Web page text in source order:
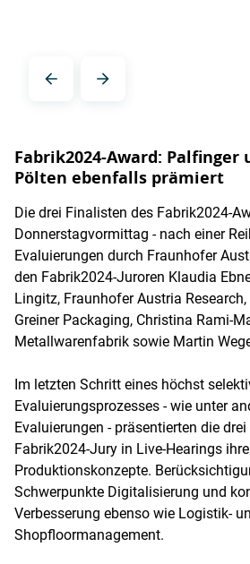
Fabrik2024-Award: Palfinger
Pölten ebenfalls prämiert
Die drei Finalisten des Fabrik2024-
Donnerstagvormittag - nach einer
Evaluierungen durch Fraunhofer
den Fabrik2024-Juroren Klaudia
Lingitz, Fraunhofer Austria
Greiner Packaging, Christina Rami-
Metallwarenfabrik sowie Martin
Im letzten Schritt eines höchst
Evaluierungsprozesses - wie unter
Evaluierungen - präsentierten die
Fabrik2024-Jury in Live-Hearings ihre
Produktionskonzepte.
Schwerpunkte Digitalisierung und
Verbesserung ebenso wie Logistik-
Shopfloormanagement.